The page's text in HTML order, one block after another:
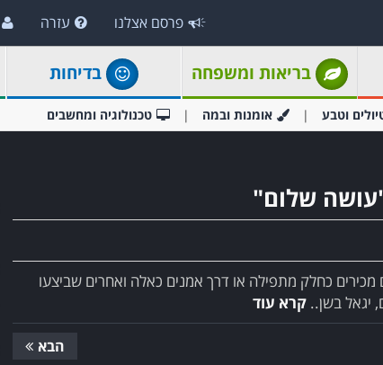
פרסם אצלנו עזרה
בריאות ומשפחה בדיחות
וטבע אומנות ובמה טכנולוגיה ומחשבים
שלום"
כחלק מתפילה או דרך אמנים כאלה ואחרים שביצעו
יגאל בשן.. קרא עוד
הבא